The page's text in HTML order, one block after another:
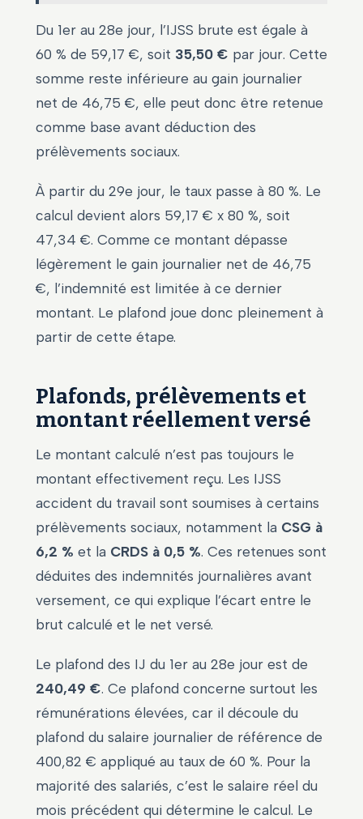
Du 1er au 28e jour, l’IJSS brute est égale à
60 % de 59,17 €, soit 35,50 € par jour. Cette
somme reste inférieure au gain journalier
net de 46,75 €, elle peut donc être retenue
comme base avant déduction des
prélèvements sociaux.
À partir du 29e jour, le taux passe à 80 %. Le
calcul devient alors 59,17 € x 80 %, soit
47,34 €. Comme ce montant dépasse
légèrement le gain journalier net de 46,75
€, l’indemnité est limitée à ce dernier
montant. Le plafond joue donc pleinement à
partir de cette étape.
Plafonds, prélèvements et
montant réellement versé
Le montant calculé n’est pas toujours le
montant effectivement reçu. Les IJSS
accident du travail sont soumises à certains
prélèvements sociaux, notamment la CSG à
6,2 % et la CRDS à 0,5 %. Ces retenues sont
déduites des indemnités journalières avant
versement, ce qui explique l’écart entre le
brut calculé et le net versé.
Le plafond des IJ du 1er au 28e jour est de
240,49 €. Ce plafond concerne surtout les
rémunérations élevées, car il découle du
plafond du salaire journalier de référence de
400,82 € appliqué au taux de 60 %. Pour la
majorité des salariés, c’est le salaire réel du
mois précédent qui détermine le calcul. Le